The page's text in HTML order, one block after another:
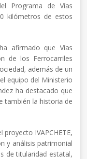
Programa de Vías
kilómetros de estos
afirmado que Vías
de los Ferrocarriles
además de un
equipo del Ministerio
ha destacado que
también la historia de
IVAPCHETE,
y análisis patrimonial
de titularidad estatal,